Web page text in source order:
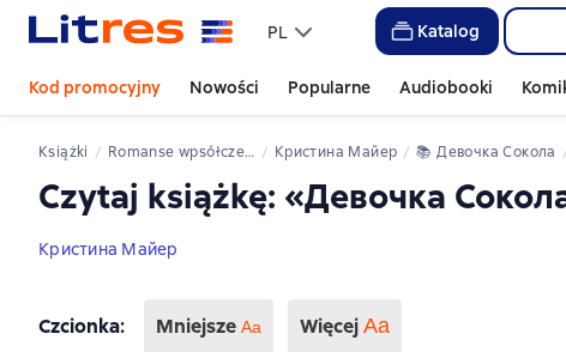
PL Katalog
Kod promocyjny Nowości Popularne Audiobooki
Książki romanse wpsółczesne Кристина Майер 📚 Девочка Сокола
Czytaj książkę: «Девочка
Кристина Майер
Czcionka: Mniejsze Aa Więcej Аа